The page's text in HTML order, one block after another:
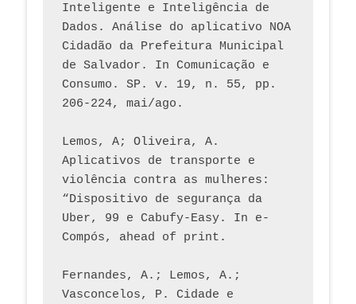
Inteligente e Inteligência de
Dados. Análise do aplicativo NOA
Cidadão da Prefeitura Municipal
de Salvador. In Comunicação e
Consumo. SP. v. 19, n. 55, pp.
206-224, mai/ago.
Lemos, A; Oliveira, A.
Aplicativos de transporte e
violência contra as mulheres:
“Dispositivo de segurança da
Uber, 99 e Cabufy-Easy. In e-
Compós, ahead of print.
Fernandes, A.; Lemos, A.;
Vasconcelos, P. Cidade e